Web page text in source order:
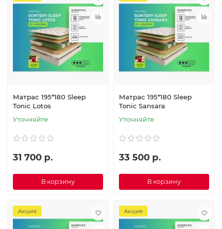
Матрас 195*180 Sleep
Tonic Lotos
Уточняйте
31 700 р.
В корзину
Матрас 195*180 Sleep
Tonic Sansara
Уточняйте
33 500 р.
В корзину
Акция Акция